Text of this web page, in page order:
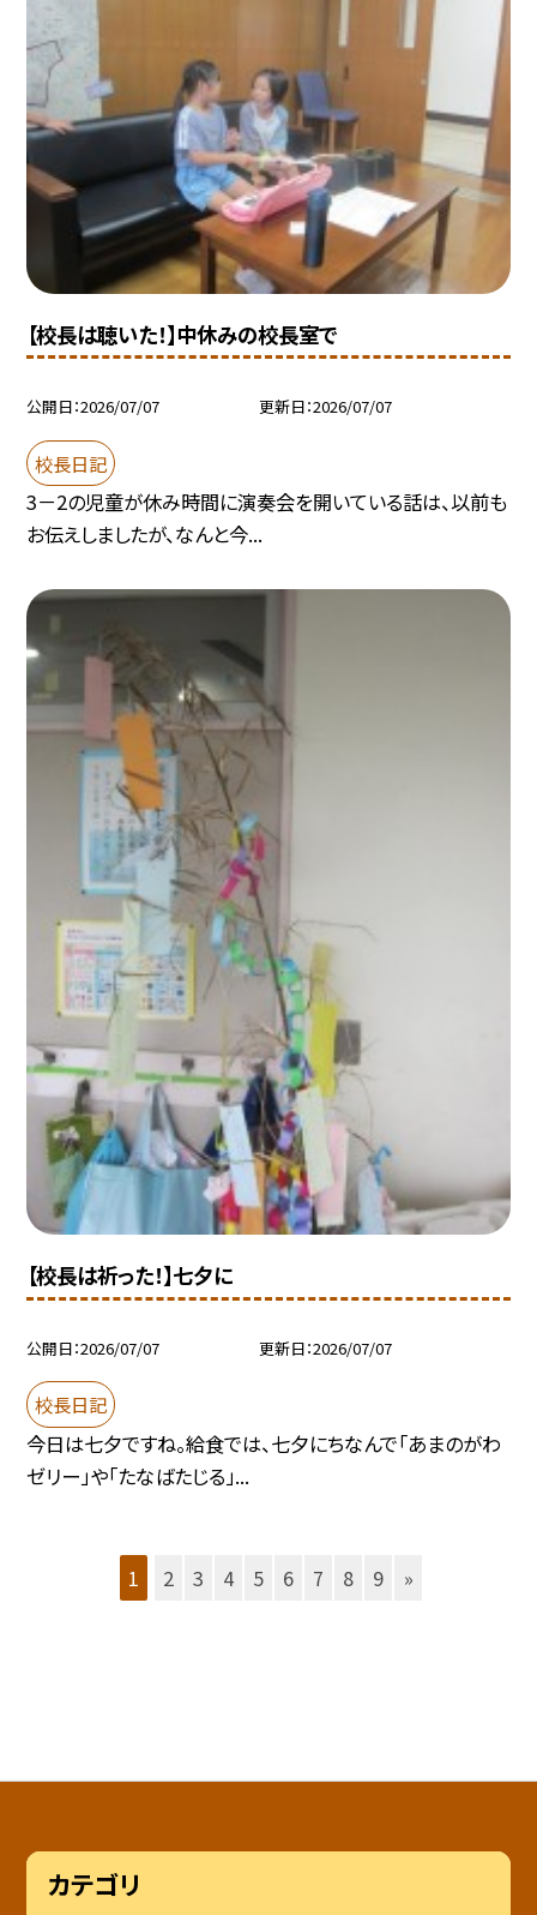
【校長は聴いた！】中休みの校長室で
公開日 2026/07/07 更新日 2026/07/07
校長日記
3－2の児童が休み時間に演奏会を開いている話は、以前も
お伝えしましたが、なんと今...
【校長は祈った！】七夕に
公開日 2026/07/07 更新日 2026/07/07
校長日記
今日は七夕ですね。給食では、七夕にちなんで「あまのがわ
ゼリー」や「たなばたじる」...
1 2 3 4 5 6 7 8 9 »
カテゴリ